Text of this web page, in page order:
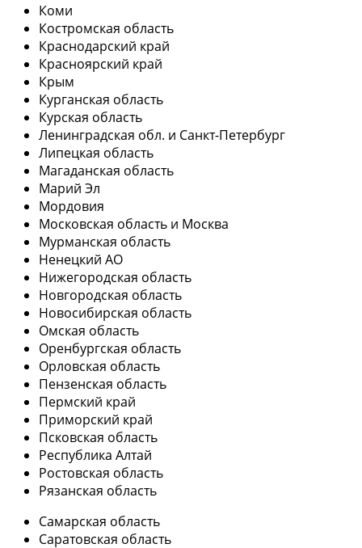
Коми
Костромская область
Краснодарский край
Красноярский край
Крым
Курганская область
Курская область
Ленинградская обл. и Санкт-Петербург
Липецкая область
Магаданская область
Марий Эл
Мордовия
Московская область и Москва
Мурманская область
Ненецкий АО
Нижегородская область
Новгородская область
Новосибирская область
Омская область
Оренбургская область
Орловская область
Пензенская область
Пермский край
Приморский край
Псковская область
Республика Алтай
Ростовская область
Рязанская область
Самарская область
Саратовская область